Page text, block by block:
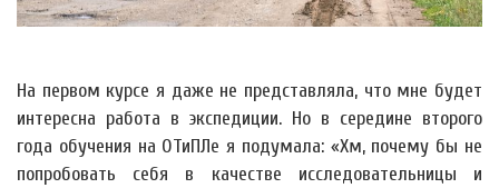
На первом курсе я даже не представляла, что мне будет
интересна работа в экспедиции. Но в середине второго
года обучения на ОТиПЛе я подумала: «Хм, почему бы не
попробовать себя в качестве исследовательницы и